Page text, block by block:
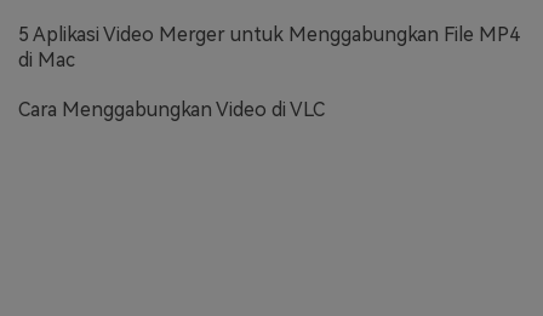
5 Aplikasi Video Merger untuk Menggabungkan File MP4
di Mac
Cara Menggabungkan Video di VLC